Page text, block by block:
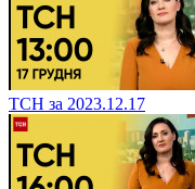
ТСН за 2023.12.17